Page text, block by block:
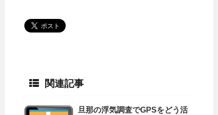
関連記事
旦那の浮気調査でGPSをどう活